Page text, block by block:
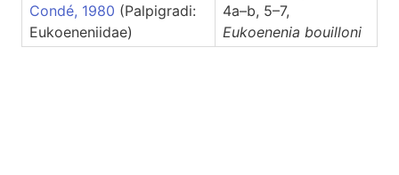
Condé, 1980 (Palpigradi:
Eukoeneniidae)
4a–b, 5–7,
Eukoenenia bouilloni